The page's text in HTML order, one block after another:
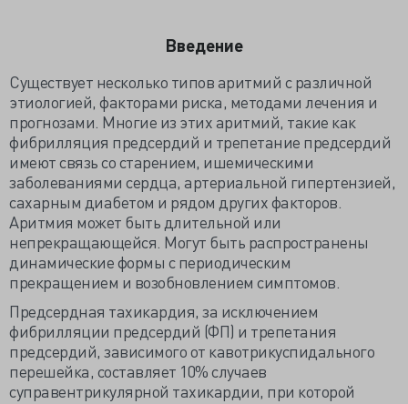
Введение
Существует несколько типов аритмий с различной
этиологией, факторами риска, методами лечения и
прогнозами. Многие из этих аритмий, такие как
фибрилляция предсердий и трепетание предсердий
имеют связь со старением, ишемическими
заболеваниями сердца, артериальной гипертензией,
сахарным диабетом и рядом других факторов.
Аритмия может быть длительной или
непрекращающейся. Могут быть распространены
динамические формы с периодическим
прекращением и возобновлением симптомов.
Предсердная тахикардия, за исключением
фибрилляции предсердий (ФП) и трепетания
предсердий, зависимого от кавотрикуспидального
перешейка, составляет 10% случаев
суправентрикулярной тахикардии, при которой